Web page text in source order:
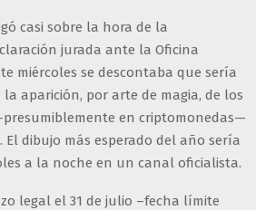
casi sobre la hora de la
jurada ante la Oficina
miércoles se descontaba que sería
aparición, por arte de magia, de los
en criptomonedas—
dibujo más esperado del año sería
a la noche en un canal oficialista.
legal el 31 de julio –fecha límite